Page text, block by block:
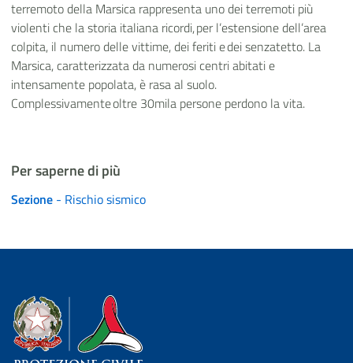
terremoto della Marsica rappresenta uno dei terremoti più
violenti che la storia italiana ricordi, per l’estensione dell’area
colpita, il numero delle vittime, dei feriti e dei senzatetto. La
Marsica, caratterizzata da numerosi centri abitati e
intensamente popolata, è rasa al suolo.
Complessivamente oltre 30mila persone perdono la vita.
Per saperne di più
Sezione - Rischio sismico
Dipartimento della Protezione Civile